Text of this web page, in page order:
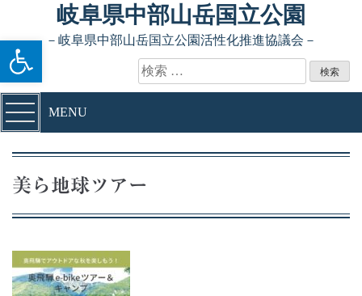
ツールバーを開く
Skip to content岐阜県中部山岳国立公園
－岐阜県中部山岳国立公園活性化推進協議会－
検索:
MENU
美ら地球ツアー